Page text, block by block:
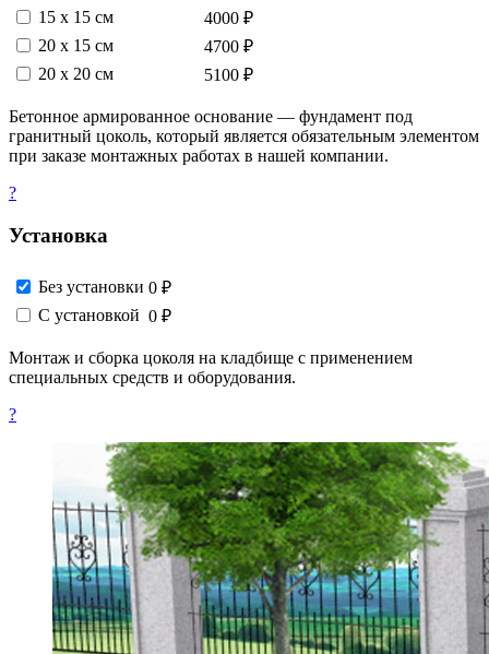
15 x 15 см
4000 ₽
20 x 15 см
4700 ₽
20 x 20 см
5100 ₽
Бетонное армированное основание — фундамент под
гранитный цоколь, который является обязательным элементом
при заказе монтажных работах в нашей компании.
?
Установка
Без установки 0 ₽
С установкой 0 ₽
Монтаж и сборка цоколя на кладбище с применением
специальных средств и оборудования.
?